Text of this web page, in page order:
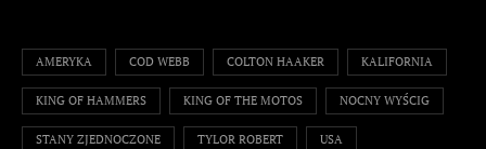
AMERYKA COD WEBB COLTON HAAKER KALIFORNIA
KING OF HAMMERS KING OF THE MOTOS NOCNY WYŚCIG
STANY ZJEDNOCZONE TYLOR ROBERT USA